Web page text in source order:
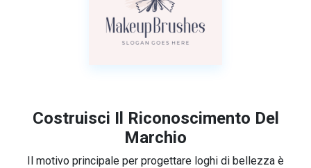
Costruisci Il Riconoscimento Del
Marchio
Il motivo principale per progettare loghi di bellezza è